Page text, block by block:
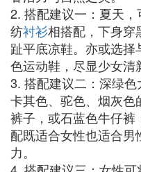
2. 搭配建议一：夏天
纺衬衫相搭配，下身穿
趾平底凉鞋。亦或选
色运动鞋，尽显少女清
3. 搭配建议二：深绿色
卡其色、驼色、烟灰
裤子，或石蓝色牛仔
配既适合女性也适合
力。